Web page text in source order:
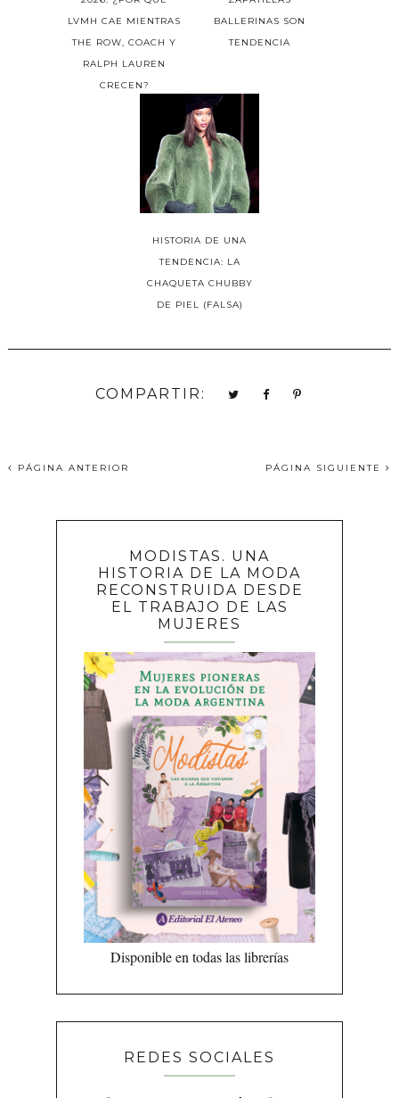
LVMH CAE MIENTRAS
THE ROW, COACH Y
RALPH LAUREN
CRECEN?
BALLERINAS SON
TENDENCIA
HISTORIA DE UNA
TENDENCIA: LA
CHAQUETA CHUBBY
DE PIEL (FALSA)
COMPARTIR:
PÁGINA ANTERIOR PÁGINA SIGUIENTE
MODISTAS. UNA
HISTORIA DE LA MODA
RECONSTRUIDA DESDE
EL TRABAJO DE LAS
MUJERES
Disponible en todas las librerías
REDES SOCIALES